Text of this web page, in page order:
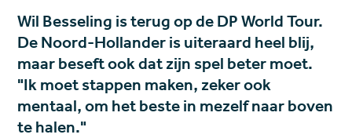
akkoord met onze Privacy- & cookieverklaring en
ontvangen wij de niet-functionele cookies. Via deze niet-
functionele cookies kan GOLF.NL jou via social media of
op een andere site o.a. benaderen op basis van de door
jou bezochte pagina’s.
Wil Besseling is terug op de DP World Tour.
De Noord-Hollander is uiteraard heel blij,
maar beseft ook dat zijn spel beter moet.
"Ik moet stappen maken, zeker ook
mentaal, om het beste in mezelf naar boven
te halen."